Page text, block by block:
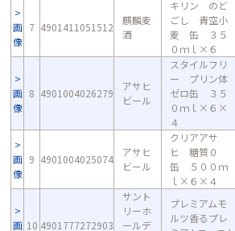
画
像
7 4901411051512
麒麟麦
酒
キリン のど
ごし 青空小
麦 缶 ３５
０ｍｌ×６
画
像
8 4901004026279
アサヒ
ビール
スタイルフリ
ー プリン体
ゼロ缶 ３５
０ｍｌ×６×
４
画
像
9 4901004025074
アサヒ
ビール
クリアアサ
ヒ 糖質０
缶 ５００ｍ
ｌ×６×４
画 10 4901777272903
サント
リーホ
ールデ
プレミアムモ
ルツ香るプレ